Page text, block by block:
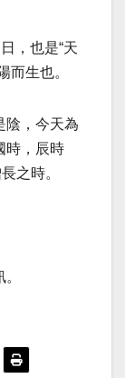
，也是“天
而生也。
陰，今天為
時，辰時
之時。